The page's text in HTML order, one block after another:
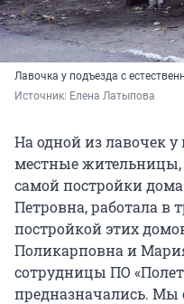
Лавочка у подъезда с
Источник: Елена Латыпова
На одной из лавочек
местные жительницы,
самой постройки
Петровна, работала в
постройкой этих
Поликарповна и
сотрудницы ПО
предназначались. Мы